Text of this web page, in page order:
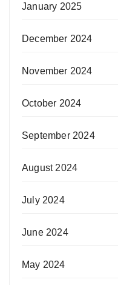
January 2025
December 2024
November 2024
October 2024
September 2024
August 2024
July 2024
June 2024
May 2024